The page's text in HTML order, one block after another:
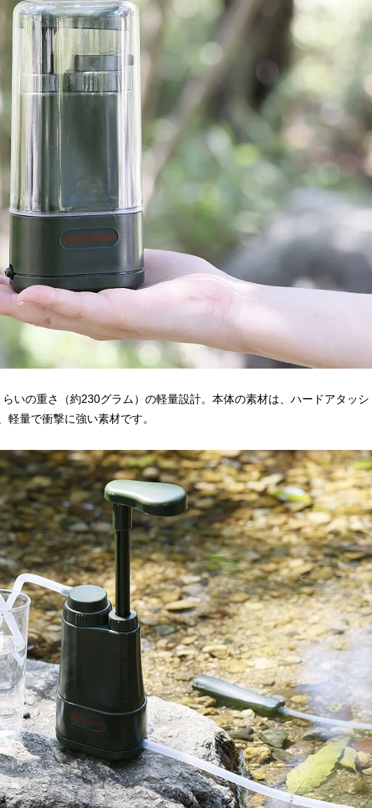
いの重さ（約230グラム）の軽量設計。本体の素材は、ハードアタッシ
軽量で衝撃に強い素材です。